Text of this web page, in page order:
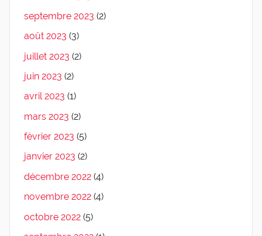
septembre 2023 (2)
août 2023 (3)
juillet 2023 (2)
juin 2023 (2)
avril 2023 (1)
mars 2023 (2)
février 2023 (5)
janvier 2023 (2)
décembre 2022 (4)
novembre 2022 (4)
octobre 2022 (5)